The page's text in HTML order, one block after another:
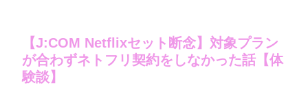
【J:COM Netflixセット断念】対象プラン
が合わずネトフリ契約をしなかった話【体
験談】